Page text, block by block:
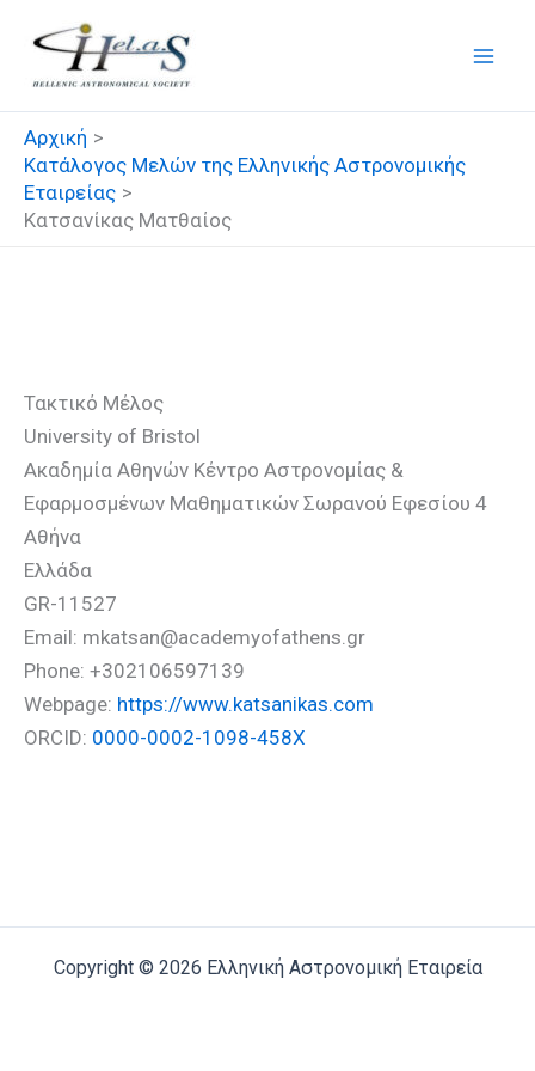
στο
περιεχόμενο
Αρχική
Κατάλογος Μελών της Ελληνικής Αστρονομικής
Εταιρείας
Κατσανίκας Ματθαίος
Τακτικό Μέλος
University of Bristol
Ακαδημία Αθηνών Κέντρο Αστρονομίας &
Εφαρμοσμένων Μαθηματικών Σωρανού Εφεσίου 4
Αθήνα
Ελλάδα
GR-11527
Email: mkatsan@academyofathens.gr
Phone: +302106597139
Webpage: https://www.katsanikas.com
ORCID: 0000-0002-1098-458X
Copyright © 2026 Ελληνική Αστρονομική Εταιρεία